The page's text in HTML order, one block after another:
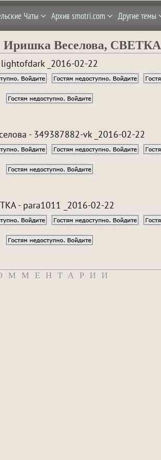
Чаты Архив smotri.com Другие темы
Иришка Веселова, СВЕТКА
lightofdark _2016-02-22
- 349387882-vk _2016-02-22
- para1011 _2016-02-22